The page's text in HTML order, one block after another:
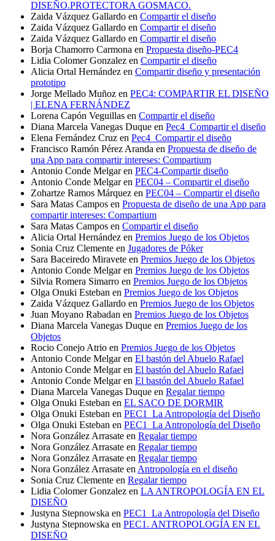
DISEÑO.PROTECTORA GOSMACO.
Zaida Vázquez Gallardo en Compartir el diseño
Zaida Vázquez Gallardo en Compartir el diseño
Zaida Vázquez Gallardo en Compartir el diseño
Borja Chamorro Carmona en Propuesta diseño-PEC4
Lidia Colomer Gonzalez en Compartir el diseño
Alicia Ortal Hernández en Compartir diseño y presentación
prototipo
Jorge Mellado Muñoz en PEC4: COMPARTIR EL DISEÑO
| ELENA FERNÁNDEZ
Lorena Capón Veguillas en Compartir el diseño
Diana Marcela Vanegas Duque en Pec4_Compartir el diseño
Elena Fernández Cruz en Pec4_Compartir el diseño
Francisco Ramón Pérez Aranda en Propuesta de diseño de
una App para compartir intereses: Compartium
Antonio Conde Melgaren PEC4-Compartir diseño
Antonio Conde Melgaren PEC04 – Compartir el diseño
Zohartze Ramos Márquez en PEC04 – Compartir el diseño
Sara Matas Campos en Propuesta de diseño de una App para
compartir intereses: Compartium
Sara Matas Campos en Compartir el diseño
Alicia Ortal Hernández en Premios Juego de los Objetos
Sonia Cruz Clemente en Jugadores de Póker
Sara Baceiredo Miravete en Premios Juego de los Objetos
Antonio Conde Melgaren Premios Juego de los Objetos
Silvia Romera Simarro en Premios Juego de los Objetos
Olga Onuki Esteban en Premios Juego de los Objetos
Zaida Vázquez Gallardo en Premios Juego de los Objetos
Juan Moyano Rabadan en Premios Juego de los Objetos
Diana Marcela Vanegas Duque en Premios Juego de los
Objetos
Rocio Conejo Atrio en Premios Juego de los Objetos
Antonio Conde Melgaren El bastón del Abuelo Rafael
Antonio Conde Melgaren El bastón del Abuelo Rafael
Antonio Conde Melgaren El bastón del Abuelo Rafael
Diana Marcela Vanegas Duque en Regalar tiempo
Olga Onuki Esteban en EL SACO DE DORMIR
Olga Onuki Esteban en PEC1_La Antropología del Diseño
Olga Onuki Esteban en PEC1_La Antropología del Diseño
Nora González Arrasate en Regalar tiempo
Nora González Arrasate en Regalar tiempo
Nora González Arrasate en Regalar tiempo
Nora González Arrasate en Antropología en el diseño
Sonia Cruz Clemente en Regalar tiempo
Lidia Colomer Gonzalez en LA ANTROPOLOGÍA EN EL
DISEÑO
Justyna Stepnowska en PEC1_La Antropología del Diseño
Justyna Stepnowska en PEC1. ANTROPOLOGÍA EN EL
DISEÑO